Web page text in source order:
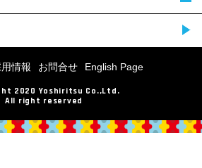
情報 お問合せ English Page
2020 Yoshiritsu Co.,Ltd.
All right reserved